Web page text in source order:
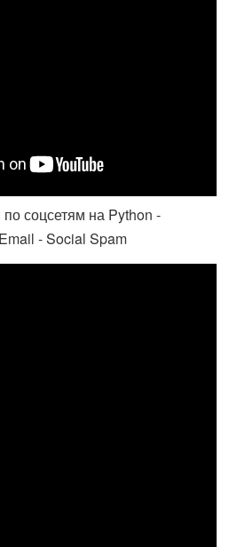
соцсетям на Python -
- Social Spam